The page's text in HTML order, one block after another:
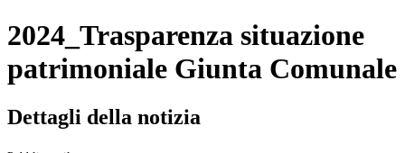
2024_Trasparenza situazione
patrimoniale Giunta Comunale
Dettagli della notizia